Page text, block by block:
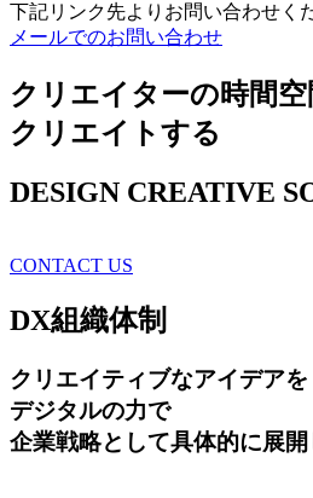
下記リンク先よりお問い合わせく
メールでのお問い合わせ
クリエイターの時間空
クリエイトする
DESIGN CREATIVE
CONTACT US
DX組織体制
クリエイティブなアイデアを
デジタルの力で
企業戦略として具体的に展開